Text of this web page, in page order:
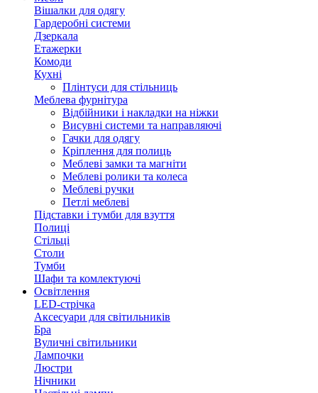
Вішалки для одягу
Гардеробні системи
Дзеркала
Етажерки
Комоди
Кухні
Плінтуси для стільниць
Меблева фурнітура
Відбійники і накладки на ніжки
Висувні системи та направляючі
Гачки для одягу
Кріплення для полиць
Меблеві замки та магніти
Меблеві ролики та колеса
Меблеві ручки
Петлі меблеві
Підставки і тумби для взуття
Полиці
Стільці
Столи
Тумби
Шафи та комлектуючі
Освітлення
LED-стрічка
Аксесуари для світильників
Бра
Вуличні світильники
Лампочки
Люстри
Нічники